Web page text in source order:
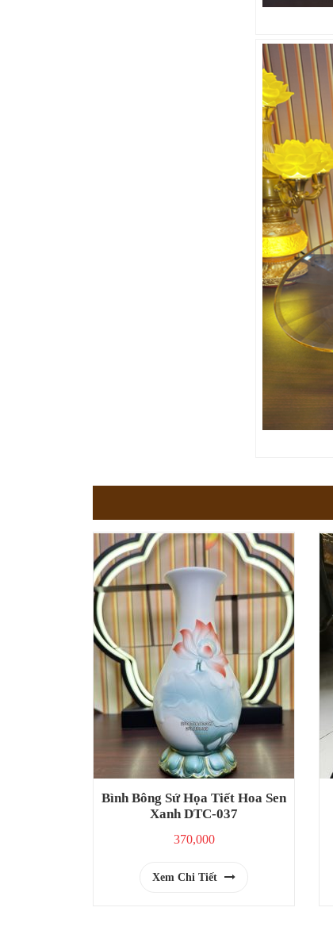
Bình Bông Sứ Họa Tiết Hoa Sen
Xanh DTC-037
370,000
Xem Chi Tiết